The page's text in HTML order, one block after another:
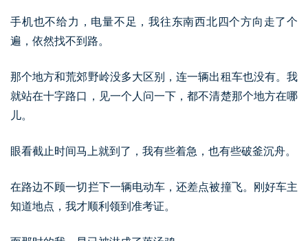
手机也不给力，电量不足，我往东南西北四个方向走了个
遍，依然找不到路。
那个地方和荒郊野岭没多大区别，连一辆出租车也没有。我
就站在十字路口，见一个人问一下，都不清楚那个地方在哪
儿。
眼看截止时间马上就到了，我有些着急，也有些破釜沉舟。
在路边不顾一切拦下一辆电动车，还差点被撞飞。刚好车主
知道地点，我才顺利领到准考证。